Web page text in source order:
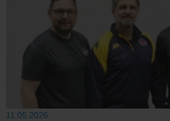
11.05.2026